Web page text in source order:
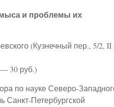
мыса и проблемы их
(Кузнечный пер., 5/2, II
30 руб.)
по науке Северо-
Санкт-Петербургской